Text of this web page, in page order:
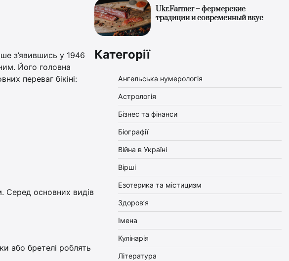
з’явившись у 1946
Його головна
переваг бікіні:
Серед основних видів
або бретелі роблять
Ukr.Farmer – фермерские
традиции и современный вкус
Категорії
Ангельська нумерологія
Астрологія
Бізнес та фінанси
Біографії
Війна в Україні
Вірші
Езотерика та містицизм
Здоров’я
Імена
Кулінарія
Література